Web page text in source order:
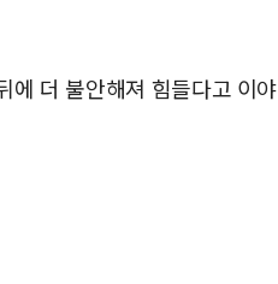
에 더 불안해져 힘들다고 이야